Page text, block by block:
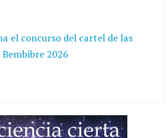
el concurso del cartel de las
2026